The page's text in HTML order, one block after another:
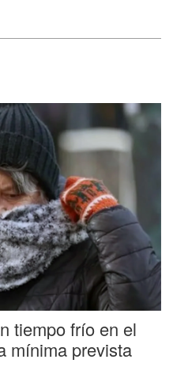
tiempo frío en el
mínima prevista